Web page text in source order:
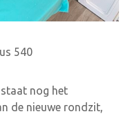
nog het
de nieuwe rondzit,